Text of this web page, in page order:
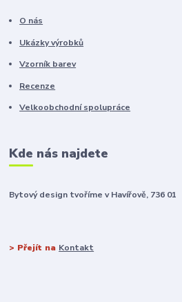
O nás
Ukázky výrobků
Vzorník barev
Recenze
Velkoobchodní spolupráce
Kde nás najdete
Bytový design tvoříme v Havířově, 736 01
> Přejít na Kontakt